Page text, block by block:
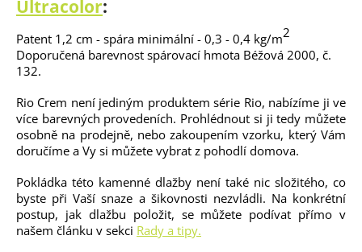
Ultracolor:
Patent 1,2 cm - spára minimální - 0,3 - 0,4 kg/m2
Doporučená barevnost spárovací hmota Béžová 2000, č.
132.
Rio Crem není jediným produktem série Rio, nabízíme ji ve
více barevných provedeních. Prohlédnout si ji tedy můžete
osobně na prodejně, nebo zakoupením vzorku, který Vám
doručíme a Vy si můžete vybrat z pohodlí domova.
Pokládka této kamenné dlažby není také nic složitého, co
byste při Vaší snaze a šikovnosti nezvládli. Na konkrétní
postup, jak dlažbu položit, se můžete podívat přímo v
našem článku v sekci Rady a tipy.